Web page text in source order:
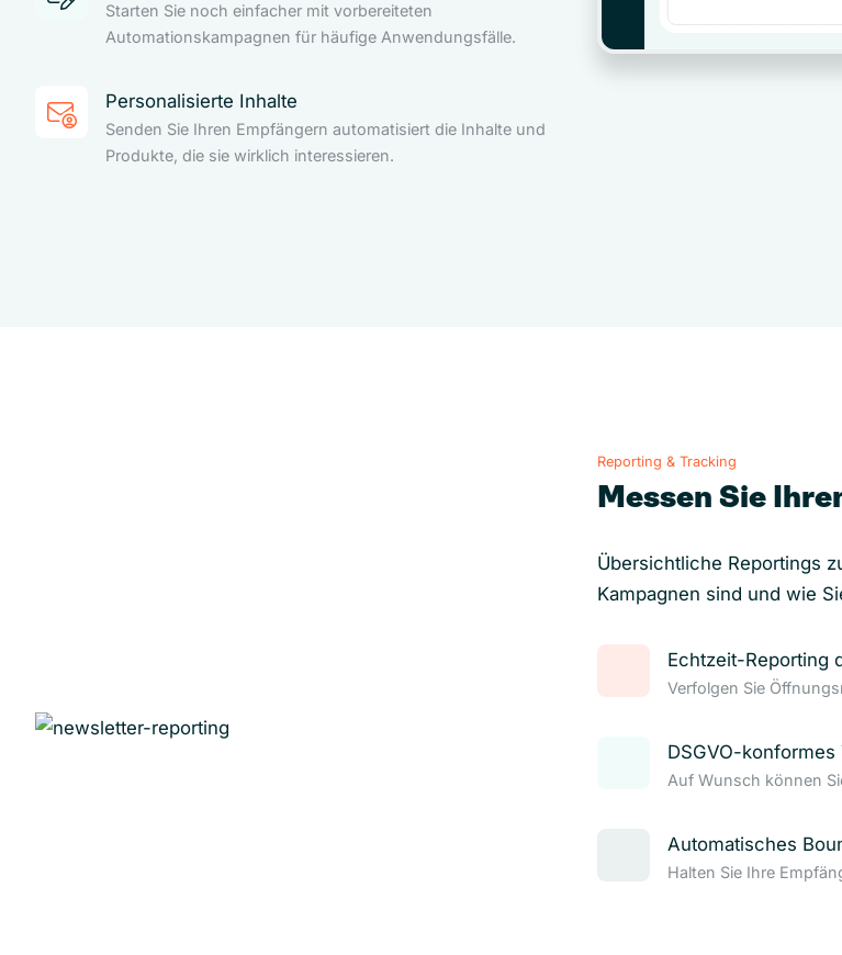
Starten Sie noch einfacher mit vorbereiteten
Automationskampagnen für häufige Anwendungsfälle.
Personalisierte Inhalte
Senden Sie Ihren Empfängern automatisiert die Inhalte und
Produkte, die sie wirklich interessieren.
Reporting & Tracking
Messen Sie
Übersichtliche Reportings
Kampagnen sind und wie
Echtzeit-Reporting
Verfolgen Sie
DSGVO-konformes
Auf Wunsch können
Automatisches
Halten Sie Ihre